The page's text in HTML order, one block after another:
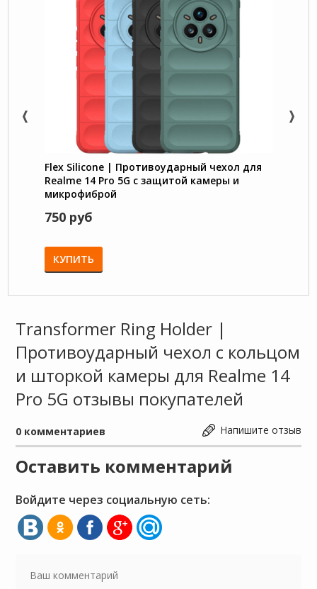
Flex Silicone | Противоударный чехол для
Realme 14 Pro 5G с защитой камеры и
микрофиброй
750 руб
КУПИТЬ
Transformer Ring Holder |
Противоударный чехол с кольцом
и шторкой камеры для Realme 14
Pro 5G отзывы покупателей
Напишите отзыв
0 комментариев
Оставить комментарий
Войдите через социальную сеть: